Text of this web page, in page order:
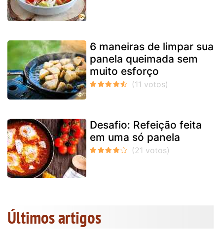
6 maneiras de limpar sua
panela queimada sem
muito esforço
Desafio: Refeição feita
em uma só panela
Últimos artigos